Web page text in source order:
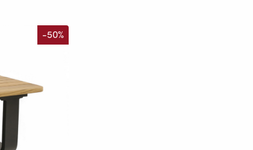
-50%